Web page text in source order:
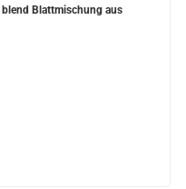
blend Blattmischung aus